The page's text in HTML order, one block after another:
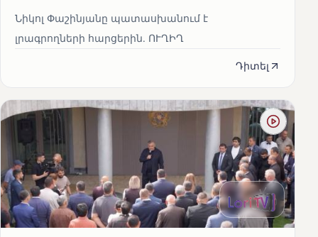
Նիկոլ Փաշինյանը պատասխանում է
լրագրողների հարցերին․ ՈՒՂԻՂ
Դիտել